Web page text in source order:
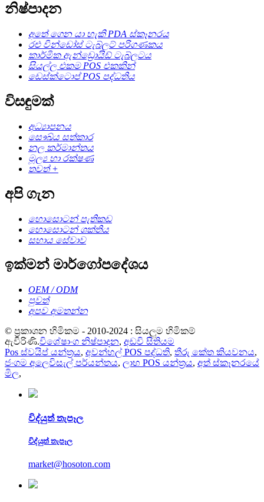
නිෂ්පාදන
අතේ ගෙන යා හැකි PDA ස්කෑනරය
රළු වින්ඩෝස් ටැබ්ලට් පරිගණකය
කාර්මික ඇන්ඩ්‍රොයිඩ් ටැබ්ලටය
සියල්ල එකම POS එකකින්
ඩෙස්ක්ටොප් POS පද්ධතිය
විසඳුමක්
අධ්‍යාපනය
සෞඛ්ය සත්කාර
නල කර්මාන්තය
මූල්‍ය හා රක්ෂණ
තවත් +
අපි ගැන
හොසොටන් පැතිකඩ
හොසොටන් ශක්තිය
සහාය සේවාව
ඉක්මන් මාර්ගෝපදේශය
OEM / ODM
පුවත්
අපව අමතන්න
© ප්‍රකාශන හිමිකම - 2010-2024 : සියලුම හිමිකම්
ඇවිරිණි.විශේෂාංග නිෂ්පාදන, අඩවි සිතියම
Pos ස්වයිප් යන්ත්‍රය, අවන්හල් POS පද්ධති, තීරු කේත කියවනය,
ජංගම අලෙවිසැල් පර්යන්තය, ලාභ POS යන්ත්‍රය, අත් ස්කෑනරයේ
මිල,
විද්යුත් තැපෑල
විද්යුත් තැපෑල
market@hosoton.com